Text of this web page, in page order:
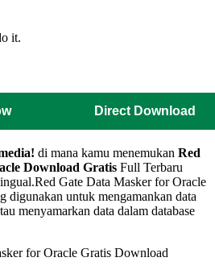
it.
Direct Download
di mana kamu menemukan Red
Download Gratis Full Terbaru
Gate Data Masker for Oracle
digunakan untuk mengamankan data
menyamarkan data dalam database